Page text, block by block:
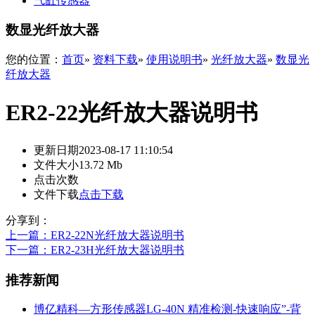
数显光纤放大器
您的位置： 首页» 资料下载» 使用说明书» 光纤放大器» 数显光
纤放大器
ER2-22光纤放大器说明书
更新日期2023-08-17 11:10:54
文件大小13.72 Mb
点击次数
文件下载点击下载
分享到：
上一篇 ：ER2-22N光纤放大器说明书
下一篇 ：ER2-23H光纤放大器说明书
推荐新闻
博亿精科—方形传感器LG-40N 精准检测-快速响应”-背